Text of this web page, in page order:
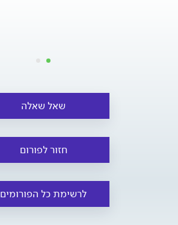
שאל שאלה
חזור לפורום
לרשימת כל הפורומים